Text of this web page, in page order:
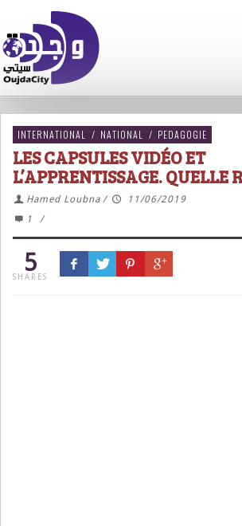
INTERNATIONAL / NATIONAL / PEDAGOGIE
LES CAPSULES VIDÉO ET
L’APPRENTISSAGE. QUELLE
Hamed Loubna /
11/06/2019
1
/
5
SHARES